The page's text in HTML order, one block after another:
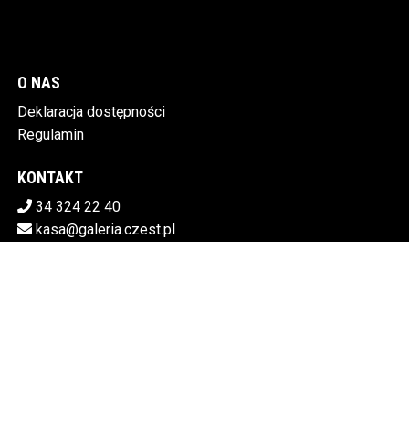
O NAS
Deklaracja dostępności
Regulamin
KONTAKT
34 324 22 40
kasa@galeria.czest.pl